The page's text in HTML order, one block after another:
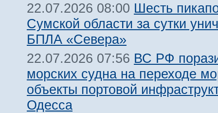
22.07.2026 08:00 Шесть
Сумской области за сутки
БПЛА «Севера»
22.07.2026 07:56 ВС РФ
морских судна на переходе
объекты портовой
Одесса